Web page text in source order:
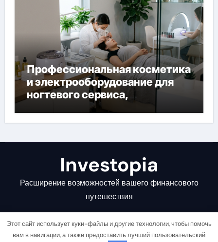
Профессиональная косметика
и электрооборудование для
ногтевого сервиса,
наращивания ресниц и
депиляции
Investopia
Расширение возможностей вашего финансового
путешествия
Этот сайт использует куки-файлы и другие технологии, чтобы помочь
вам в навигации, а также предоставить лучший пользовательский